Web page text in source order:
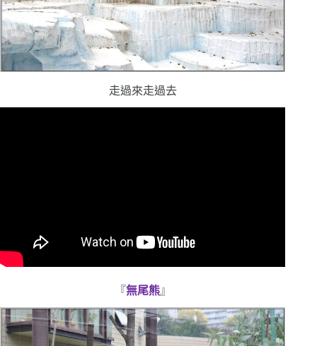
走過來走過去
『無尾熊』